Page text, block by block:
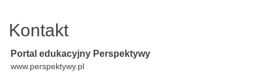
Kontakt
Portal edukacyjny Perspektywy
www.perspektywy.pl